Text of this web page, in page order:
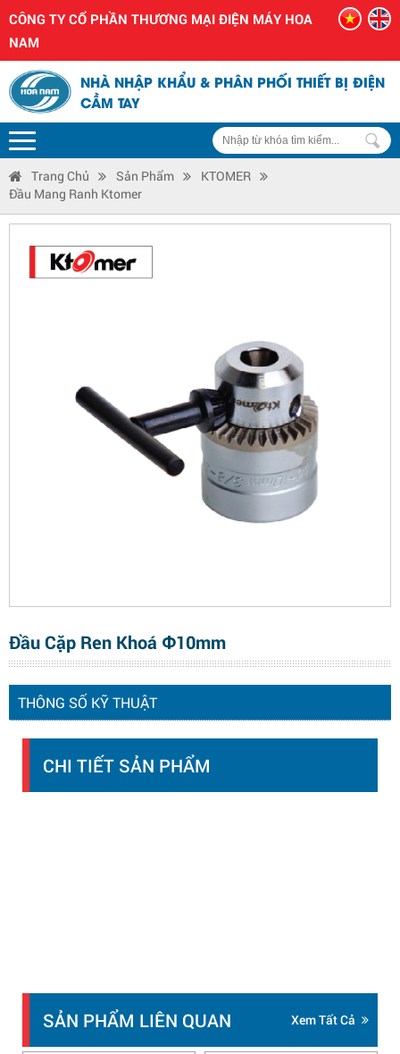
CÔNG TY CỔ PHẦN THƯƠNG MẠI ĐIỆN MÁY HOA
NAM
NHÀ NHẬP KHẨU & PHÂN PHỐI THIẾT BỊ ĐIỆN
CẦM TAY
Trang Chủ Sản Phẩm
KTOMER
Đầu Mang Ranh Ktomer
Đầu Cặp Ren Khoá Φ10mm
THÔNG SỐ KỸ THUẬT
CHI TIẾT SẢN PHẨM
SẢN PHẨM LIÊN QUAN Xem Tất Cả